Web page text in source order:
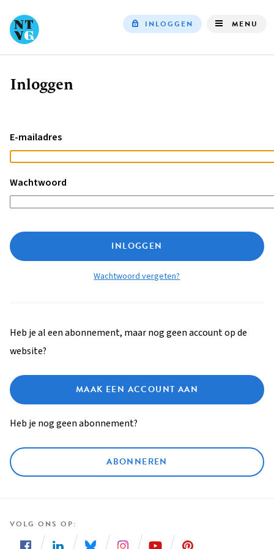
INLOGGEN MENU
Kruimelpad
Inloggen
E-mailadres
Wachtwoord
INLOGGEN
Wachtwoord vergeten?
Heb je al een abonnement, maar nog geen account op de
website?
MAAK EEN ACCOUNT AAN
Heb je nog geen abonnement?
ABONNEREN
VOLG ONS OP